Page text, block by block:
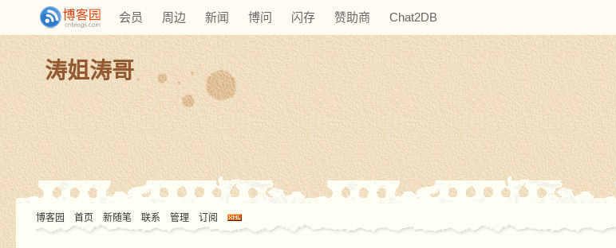
会员 周边 新闻 博问 闪存 赞助商 Chat2DB
涛姐涛哥
博客园 首页 新随笔 联系 管理 订阅